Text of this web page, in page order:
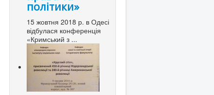
політики»
15 жовтня 2018 р. в Одесі
відбулася конференція
«Кримський з ...